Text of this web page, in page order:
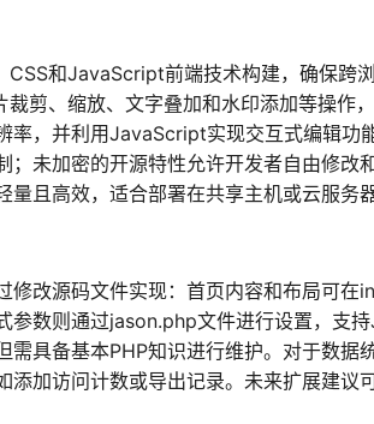
和JavaScript前端技术构建，确保跨
剪、缩放、文字叠加和水印添加等操作
率，并利用JavaScript实现交互式编辑功
未加密的开源特性允许开发者自由修改
且高效，适合部署在共享主机或云服务器
修改源码文件实现：首页内容和布局可在
参数则通过jason.php文件进行设置，支
具备基本PHP知识进行维护。对于数据
加访问计数或导出记录。未来扩展建议